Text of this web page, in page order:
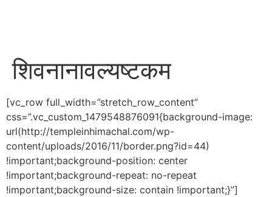
शिवनानावल्यष्टकम
[vc_row full_width=”stretch_row_content”
css=”.vc_custom_1479548876091{background-image:
url(http://templeinhimachal.com/wp-
content/uploads/2016/11/border.png?id=44)
!important;background-position: center
!important;background-repeat: no-repeat
!important;background-size: contain !important;}”]